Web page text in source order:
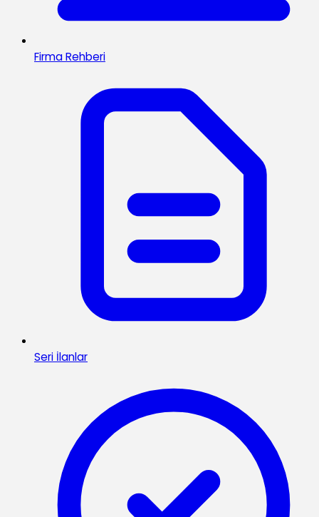
Firma Rehberi
Seri İlanlar